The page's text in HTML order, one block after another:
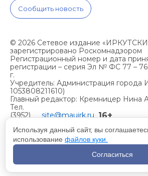
Сообщить новость
© 2026 Сетевое издание
зарегистрировано Роскомнадзором
Регистрационный номер и дата
регистрации – серия Эл № ФС 77 –
г.
Учредитель: Администрация города
1053808211610)
Главный редактор: Кремницер Нина
Тел.
(3952)
site@mauirk.ru 16+
Учетная политика организации
Политика конфиденциальности
Используя данный сайт, вы
использование файлов куки.
Согласиться